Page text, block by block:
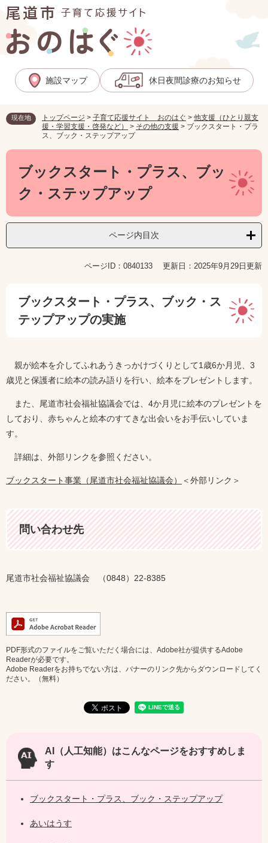
ペ
ー
ジ
の
先
メ
ニ
ュ
ー
を
本
施設マップ 休日夜間診療のお知らせ
現在地 トップページ > 子育て応援サイト おのはぐ > 他支援（ひとり親支
援・学習支援・啓発など）
> その他の支援 > ブックスタート・プラ
ス、ブック・ステップアップ
本
ブックスタート・プラス、ブッ
ク・ステップアップ
ページ内目次
ページID：0840133 更新日：2025年9月29日更新
ブックスタート・プラス、ブック・ス
テップアップの実施
親が絵本を介してふれあうきっかけづくりとして1歳6か月児、3
歳児と保護者に絵本の読み語りを行い、絵本をプレゼントします。
また、尾道市社会福祉協議会では、4か月児に絵本のプレゼントを
しており、赤ちゃんと絵本のすてきな出会いをお手伝いしていま
す。
詳細は、外部リンクを参照ください。
ブックスタート事業（尾道市社会福祉協議会） ＜外部リンク＞
問い合わせ先
尾道市社会福祉協議会 （0848）22-8385
PDF形式のファイルをご覧いただく場合には、Adobe社が提供するAdobe
Readerが必要です。
Adobe Readerをお持ちでない方は、バナーのリンク先からダウンロードしてく
ださい。（無料）
AI（人工知能）はこんなページをおすすめしま
す
ブックスタート・プラス、ブック・ステップアップ
あいはうす